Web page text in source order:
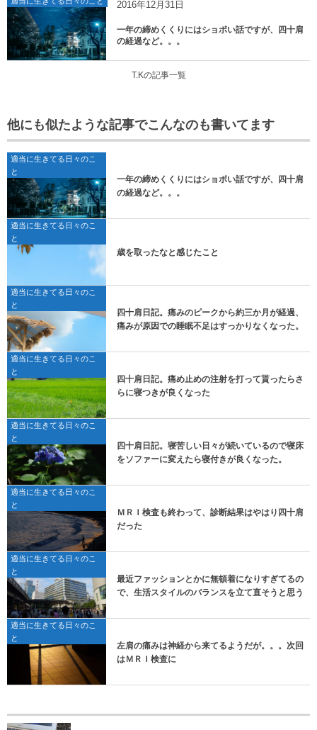
2016年12月31日
一年の締めくくりにはショボい話ですが、四十肩
の経過など。。。
T.Kの記事一覧
他にも似たような記事でこんなのも書いてます
適当に生きてる日々のこ
と
一年の締めくくりにはショボい話ですが、四十肩
の経過など。。。
適当に生きてる日々のこ
と
歳を取ったなと感じたこと
適当に生きてる日々のこ
と
四十肩日記。痛みのピークから約三か月が経過、
痛みが原因での睡眠不足はすっかりなくなった。
適当に生きてる日々のこ
と
四十肩日記。痛め止めの注射を打って貰ったらさ
らに寝つきが良くなった
適当に生きてる日々のこ
と
四十肩日記。寝苦しい日々が続いているので寝床
をソファーに変えたら寝付きが良くなった。
適当に生きてる日々のこ
と
ＭＲＩ検査も終わって、診断結果はやはり四十肩
だった
適当に生きてる日々のこ
と
最近ファッションとかに無頓着になりすぎてるの
で、生活スタイルのバランスを立て直そうと思う
適当に生きてる日々のこ
と
左肩の痛みは神経から来てるようだが。。。次回
はＭＲＩ検査に